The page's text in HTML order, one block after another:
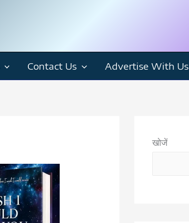
Contact Us Advertise With Us
खोजें